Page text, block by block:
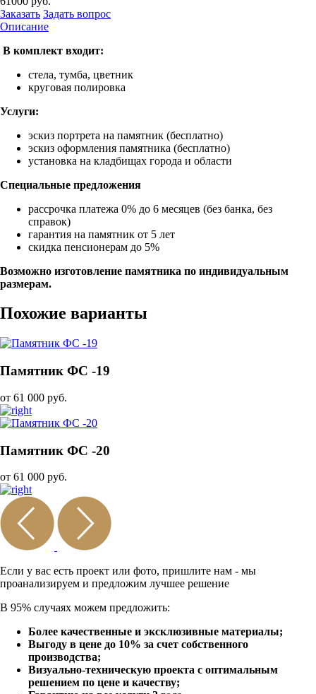
Заказать Задать вопрос
Описание
В комплект входит:
стела, тумба, цветник
круговая полировка
Услуги:
эскиз портрета на памятник (бесплатно)
эскиз оформления памятника (бесплатно)
установка на кладбищах города и области
Специальные предложения
рассрочка платежа 0% до 6 месяцев (без банка, без
справок)
гарантия на памятник от 5 лет
скидка пенсионерам до 5%
Возможно изготовление памятника по индивидуальным
размерам.
Похожие варианты
Памятник ФС -19
от 61 000 руб.
Памятник ФС -20
от 61 000 руб.
Если у вас есть проект или фото, пришлите нам - мы
проанализируем и предложим лучшее решение
В 95% случаях можем предложить:
Более качественные и эксклюзивные материалы;
Выгоду в цене до 10% за счет собственного
производства;
Визуально-техническую проекта с оптимальным
решением по цене и качеству;